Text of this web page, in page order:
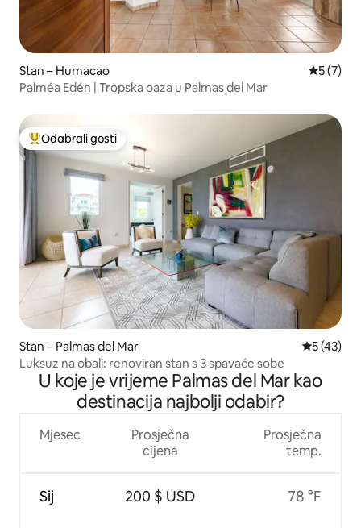
Stan – Humacao
5 (7)
Palméa Edén | Tropska oaza u Palmas del Mar
Među najviše rangiranima s oznakom „Odabrali gosti”
Odabrali gosti
Stan – Palmas del Mar Prosječna
5 (43)
Luksuz na obali: renoviran stan s 3 spavaće sobe
U koje je vrijeme Palmas del Mar kao
destinacija najbolji odabir?
Mjesec
Sij
Prosječna
cijena
200 $ USD
Prosječna
temp.
78 °F